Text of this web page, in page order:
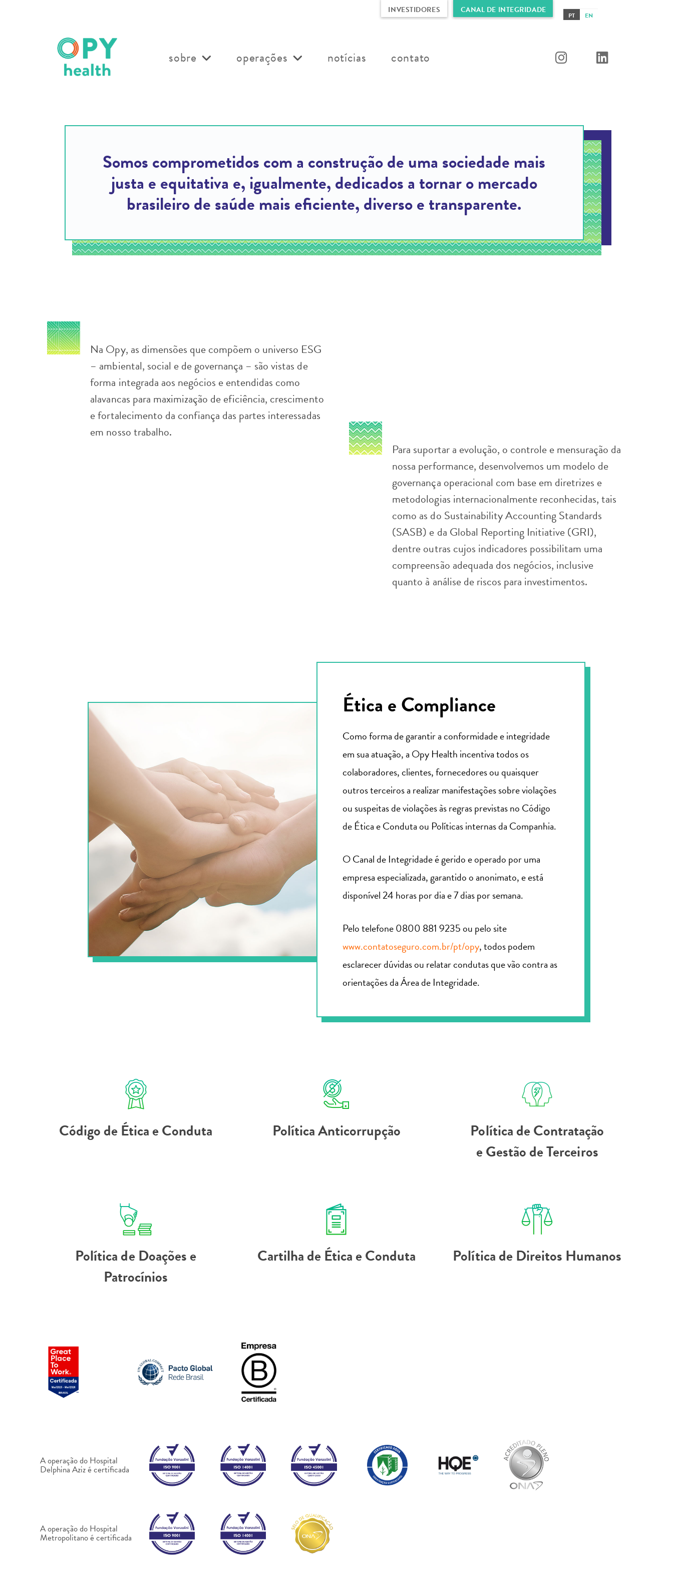
INVESTIDORES CANAL DE INTEGRIDADE
PT EN
sobre operações notícias contato
Somos comprometidos com a construção de uma sociedade mais
justa e equitativa e, igualmente, dedicados a tornar o mercado
brasileiro de saúde mais eficiente, diverso e transparente.
Na Opy, as dimensões que compõem o universo ESG
– ambiental, social e de governança – são vistas de
forma integrada aos negócios e entendidas como
alavancas para maximização de eficiência, crescimento
e fortalecimento da confiança das partes interessadas
em nosso trabalho.
Para suportar a evolução, o controle e mensuração da
nossa performance, desenvolvemos um modelo de
governança operacional com base em diretrizes e
metodologias internacionalmente reconhecidas, tais
como as do Sustainability Accounting Standards
(SASB) e da Global Reporting Initiative (GRI),
dentre outras cujos indicadores possibilitam uma
compreensão adequada dos negócios, inclusive
quanto à análise de riscos para investimentos.
Ética e Compliance
Como forma de garantir a conformidade e integridade
em sua atuação, a Opy Health incentiva todos os
colaboradores, clientes, fornecedores ou quaisquer
outros terceiros a realizar manifestações sobre violações
ou suspeitas de violações às regras previstas no Código
de Ética e Conduta ou Políticas internas da Companhia.
O Canal de Integridade é gerido e operado por uma
empresa especializada, garantido o anonimato, e está
disponível 24 horas por dia e 7 dias por semana.
Pelo telefone0800 881 9235ou pelo site
www.contatoseguro.com.br/pt/opy, todos podem
esclarecer dúvidas ou relatar condutas que vão contra as
orientações da Área de Integridade.
Código de Ética e Conduta Política Anticorrupção
Política de Contratação
e Gestão de Terceiros
Política de Doações e
Patrocínios
Cartilha de Ética e Conduta Política de Direitos Humanos
A operação do Hospital
Delphina Aziz é certificada
A operação do Hospital
Metropolitano é certificada